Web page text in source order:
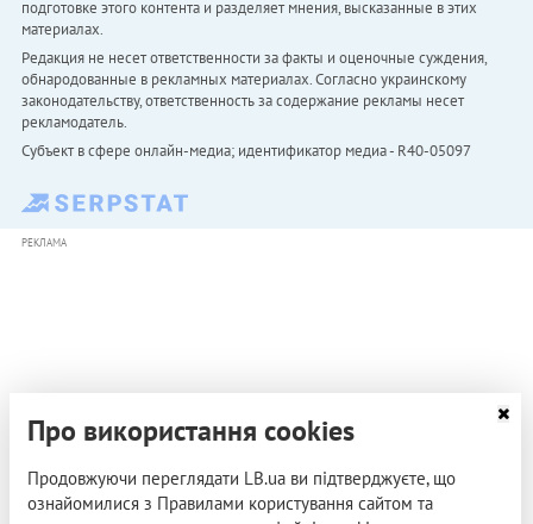
подготовке этого контента и разделяет мнения, высказанные в этих
материалах.
Редакция не несет ответственности за факты и оценочные суждения,
обнародованные в рекламных материалах. Согласно украинскому
законодательству, ответственность за содержание рекламы несет
рекламодатель.
Субъект в сфере онлайн-медиа; идентификатор медиа - R40-05097
РЕКЛАМА
Про використання cookies
Продовжуючи переглядати LB.ua ви підтверджуєте, що
ознайомилися з Правилами користування сайтом та